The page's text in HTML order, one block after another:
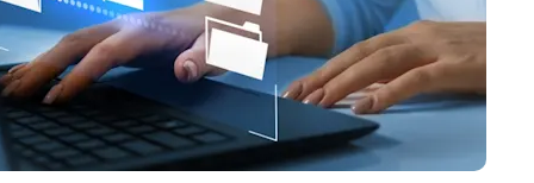
Spazio di lavoro
sicuro Zero Trust
Shield (Anti-scam)
Tutti i prodotti
e Design
contabilità
i settori
Nederlands
Português
简体中文
繁體中文